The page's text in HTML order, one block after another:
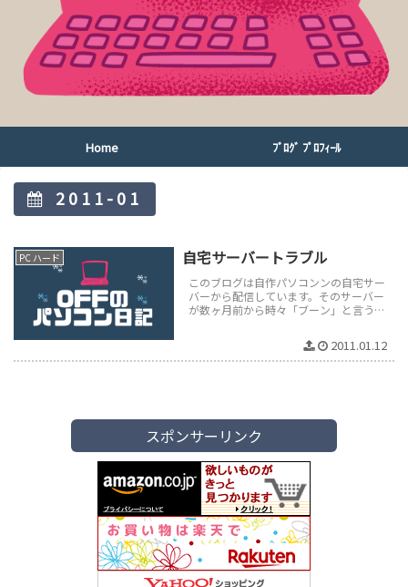
Home ﾌﾞﾛｸﾞ ﾌﾟﾛﾌｨｰﾙ
2011-01
PC ハード 自宅サーバートラブル
このブログは自作パソコンンの自宅サー
バーから配信しています。そのサーバー
が数ヶ月前から時々「ブーン」と言う気
ると数日間は静かになっていました。7...
2011.01.12
スポンサーリンク